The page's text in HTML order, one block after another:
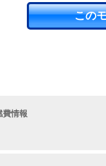
この
情報